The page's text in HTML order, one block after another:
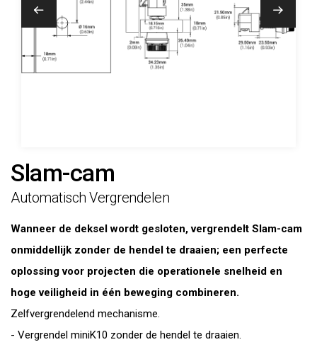
Slam-cam
Automatisch Vergrendelen
Wanneer de deksel wordt gesloten, vergrendelt Slam-cam
onmiddellijk zonder de hendel te draaien; een perfecte
oplossing voor projecten die operationele snelheid en
hoge veiligheid in één beweging combineren.
Zelfvergrendelend mechanisme.
- Vergrendel miniK10 zonder de hendel te draaien.